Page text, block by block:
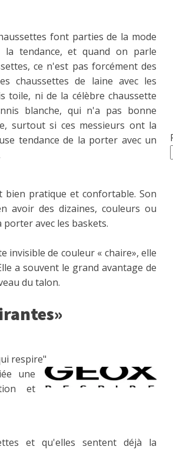
font parties de la mode
la tendance, et quand on parle
ce n'est pas forcément des
chaussettes de laine avec les
toile, ni de la célèbre chaussette
blanche, qui n'a pas bonne
surtout si ces messieurs ont la
tendance de la porter avec un
bien pratique et confortable. Son
avoir des dizaines, couleurs ou
porter avec les baskets.
invisible de couleur « chaire», elle
a souvent le grand avantage de
du talon.
respire"
une
et
et qu'elles sentent déjà la